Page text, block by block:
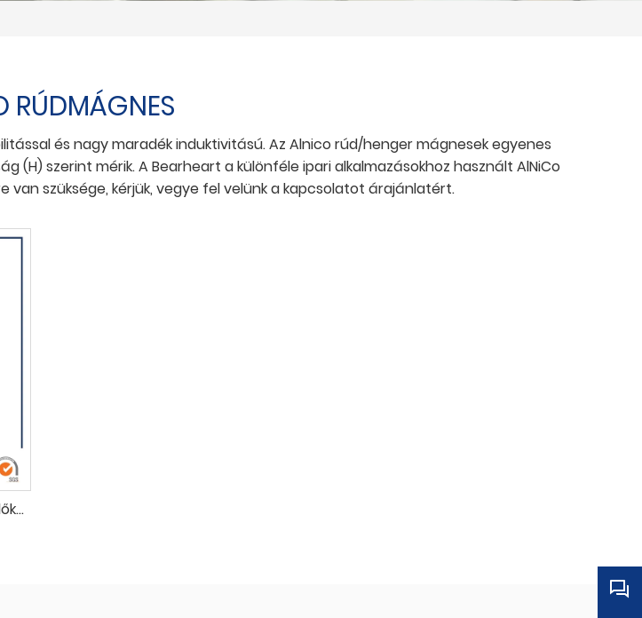
RÚDMÁGNES
és nagy maradék induktivitású. Az Alnico rúd/henger mágnesek egyenes
(H) szerint mérik. A Bearheart a különféle ipari alkalmazásokhoz használt AlNiCo
szüksége, kérjük, vegye fel velünk a kapcsolatot árajánlatért.
Alnico rúdmágnes gitár hangszedőkhöz